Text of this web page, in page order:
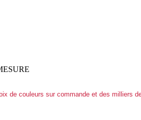
de couleurs sur commande et des milliers